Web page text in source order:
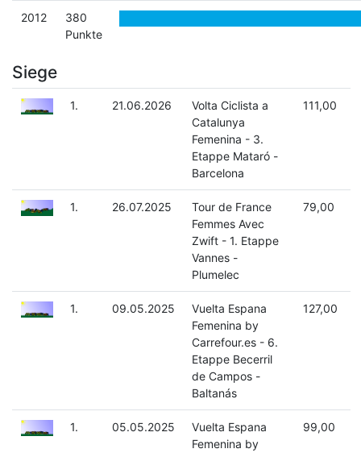
2012
380
Punkte
Siege
1. 21.06.2026
Volta Ciclista a
Catalunya
Femenina - 3.
Etappe Mataró -
Barcelona
111,00
1. 26.07.2025
Tour de France
Femmes Avec
Zwift - 1. Etappe
Vannes -
Plumelec
79,00
1. 09.05.2025
Vuelta Espana
Femenina by
Carrefour.es - 6.
Etappe Becerril
de Campos -
Baltanás
127,00
1. 05.05.2025
Vuelta Espana
Femenina by
99,00